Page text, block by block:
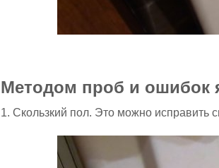
Методом проб и ошибок
1. Скользкий пол. Это можно исправить